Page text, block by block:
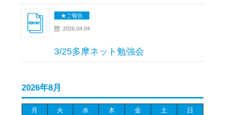
★ご報告
2026.04.04
3/25多摩ネット勉強会
2026年8月
月 火 水 木 金 土 日